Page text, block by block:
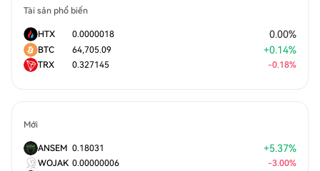
Tài sản phổ biến
HTX 0.0000018 0.00%
BTC 64,705.09 +0.14%
TRX 0.327145 -0.18%
Mới
ANSEM 0.18031 +5.37%
WOJAK 0.00000006 -3.00%